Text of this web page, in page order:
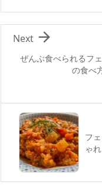
ぜんぶ食べられるフ
の食べ

Next
フ
ゃ